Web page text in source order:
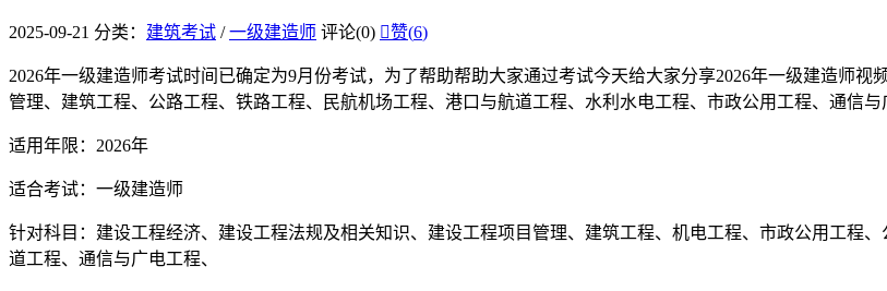
2025-09-21 分类： 建筑考试 /一级建造师 评论(0) 赞(6)
2026年一级建造师考试时间已确定为9月份考试，为了帮助帮助大家通过考试今天给大家分享2026年一级建造师
管理、建筑工程、公路工程、铁路工程、民航机场工程、港口与航道工程、水利水电工程、市政公用工程、通信
适用年限：2026年
适合考试：一级建造师
针对科目：建设工程经济、建设工程法规及相关知识、建设工程项目管理、建筑工程、机电工程、市政公用工程
道工程、通信与广电工程、